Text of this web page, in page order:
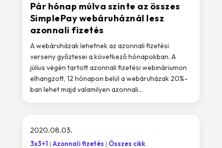
Pár hónap múlva szinte az összes
SimplePay webáruháznál lesz
azonnali fizetés
A webáruházak lehetnek az azonnali fizetési
verseny győztesei a következő hónapokban. A
július végén tartott azonnali fizetési webináriumon
elhangzott, 12 hónapon belül a webáruházak 20%-
ban lehet majd valamilyen azonnali...
2020.08.03.
3x3+1 Azonnali fizetés Összes cikk